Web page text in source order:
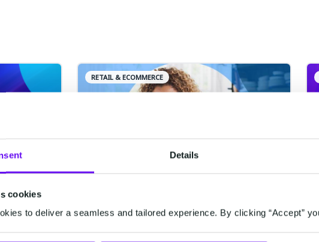
Details
cookies
to deliver a seamless and tailored experience. By clicking “Accept”
RETAIL & ECOMMERCE
احصل على ملاحظات العملاء
باستخدام واتساب للأعمال اكتشف